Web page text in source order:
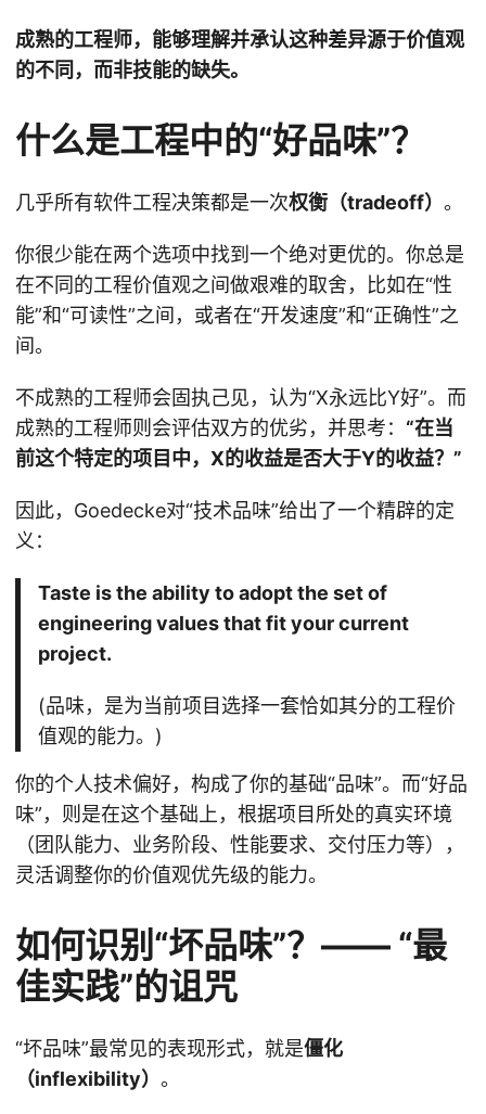
成熟的工程师，能够理解并承认这种差异源于价值观
的不同，而非技能的缺失。
什么是工程中的“好品味”？
几乎所有软件工程决策都是一次权衡（tradeoff） 。
你很少能在两个选项中找到一个绝对更优的。你总是
在不同的工程价值观之间做艰难的取舍，比如在“性
能”和“可读性”之间，或者在“开发速度”和“正确性”之
间。
不成熟的工程师会固执己见，认为“X永远比Y好”。而
成熟的工程师则会评估双方的优劣，并思考： “在当
前这个特定的项目中，X的收益是否大于Y的收益？”
因此，Goedecke对“技术品味”给出了一个精辟的定
义：
Taste is the ability to adopt the set of
engineering values that fit your current
project.
(品味，是为当前项目选择一套恰如其分的工程价
值观的能力。)
你的个人技术偏好，构成了你的基础“品味”。而“好品
味”，则是在这个基础上，根据项目所处的真实环境
（团队能力、业务阶段、性能要求、交付压力等），
灵活调整你的价值观优先级的能力。
如何识别“坏品味”？—— “最
佳实践”的诅咒
“坏品味”最常见的表现形式，就是僵化
（inflexibility） 。